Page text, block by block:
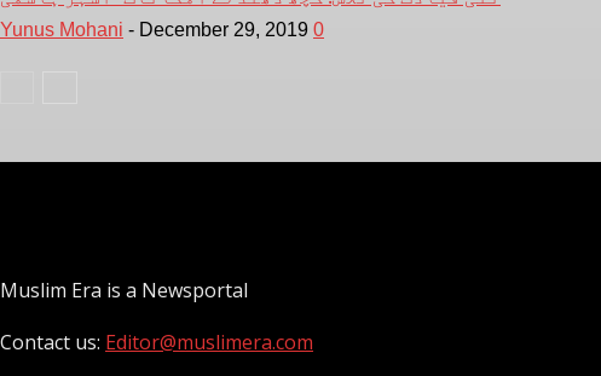
Yunus Mohani - December 29, 2019 0
Muslim Era is a Newsportal
Contact us: Editor@muslimera.com